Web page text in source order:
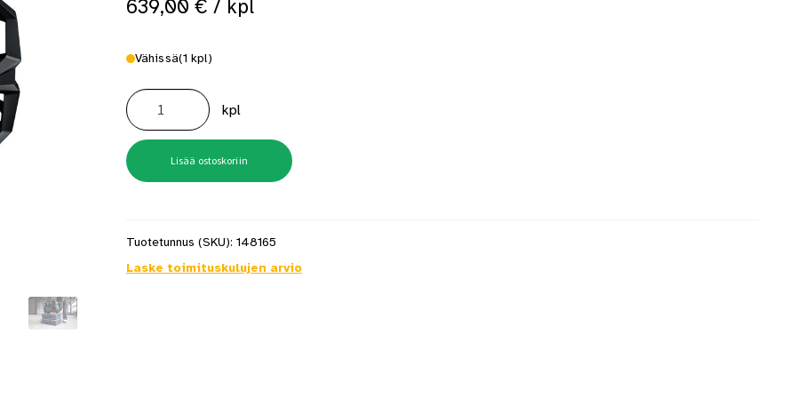
saunan puupinnat taas siisteiksi Usein kysytyt kysymykset (FAQ)
639,00 € / kpl
Vähissä(1 kpl)
GPB
18V-
6SRC
Radio
määrä
kpl
Lisää ostoskoriin
Tuotetunnus (SKU): 148165
Laske toimituskulujen arvio